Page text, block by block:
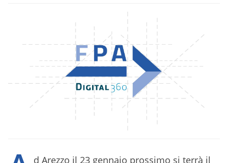
d Arezzo il 23 gennaio prossimo si terrà il